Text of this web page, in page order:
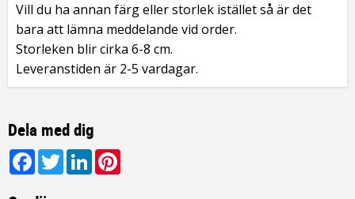
Vill du ha annan färg eller storlek istället så är det
bara att lämna meddelande vid order.
Storleken blir cirka 6-8 cm.
Leveranstiden är 2-5 vardagar.
Dela med dig
Facebook
TwitterLinkedIn